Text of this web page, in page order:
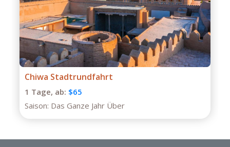
Private Tour durch Buchara
1 Tage, ab: $75
Saison: Das Ganze Jahr